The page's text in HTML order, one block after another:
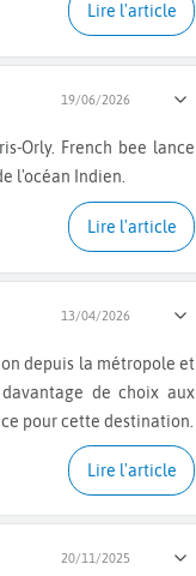
Lire l'article
19/06/2026
l'océan Indien.
Lire l'article
13/04/2026
de choix aux
pour cette destination.
Lire l'article
20/11/2025